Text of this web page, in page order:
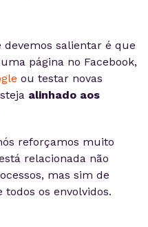
salientar é que
página no Facebook,
ou testar novas
alinhado aos
reforçamos muito
relacionada não
mas sim de
os envolvidos.